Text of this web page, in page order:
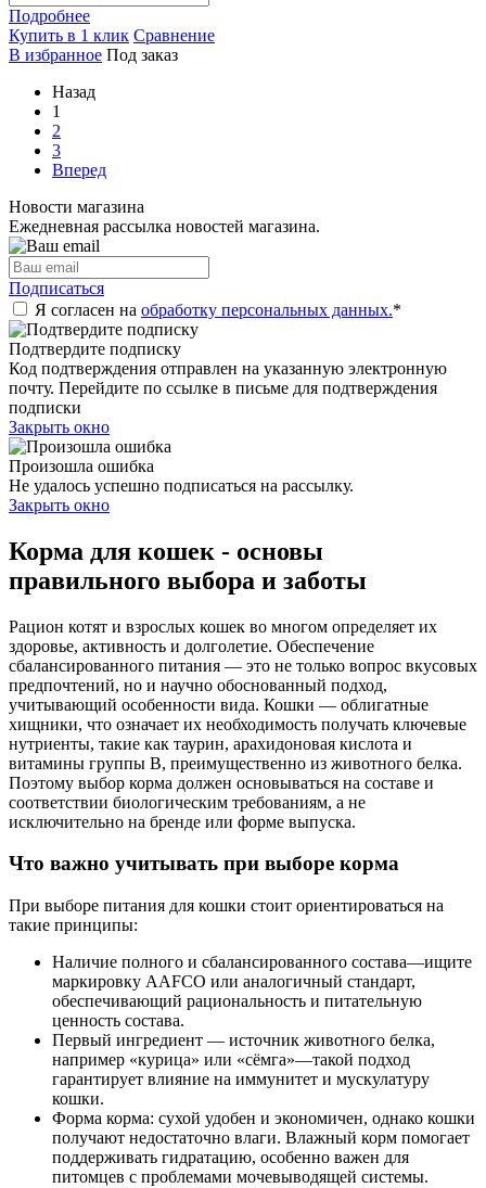
Подробнее
Купить в 1 клик Сравнение
В избранное Под заказ
Назад
1
2
3
Вперед
Новости магазина
Ежедневная рассылка новостей магазина.
Подписаться
Я согласен на обработку персональных данных.*
Подтвердите подписку
Код подтверждения отправлен на указанную электронную
почту. Перейдите по ссылке в письме для подтверждения
подписки
Закрыть окно
Произошла ошибка
Не удалось успешно подписаться на рассылку.
Закрыть окно
Корма для кошек - основы
правильного выбора и заботы
Рацион котят и взрослых кошек во многом определяет их
здоровье, активность и долголетие. Обеспечение
сбалансированного питания — это не только вопрос вкусовых
предпочтений, но и научно обоснованный подход,
учитывающий особенности вида. Кошки — облигатные
хищники, что означает их необходимость получать ключевые
нутриенты, такие как таурин, арахидоновая кислота и
витамины группы B, преимущественно из животного белка.
Поэтому выбор корма должен основываться на составе и
соответствии биологическим требованиям, а не
исключительно на бренде или форме выпуска.
Что важно учитывать при выборе корма
При выборе питания для кошки стоит ориентироваться на
такие принципы:
Наличие полного и сбалансированного состава—ищите
маркировку AAFCO или аналогичный стандарт,
обеспечивающий рациональность и питательную
ценность состава.
Первый ингредиент — источник животного белка,
например «курица» или «сёмга»—такой подход
гарантирует влияние на иммунитет и мускулатуру
кошки.
Форма корма: сухой удобен и экономичен, однако кошки
получают недостаточно влаги. Влажный корм помогает
поддерживать гидратацию, особенно важен для
питомцев с проблемами мочевыводящей системы.